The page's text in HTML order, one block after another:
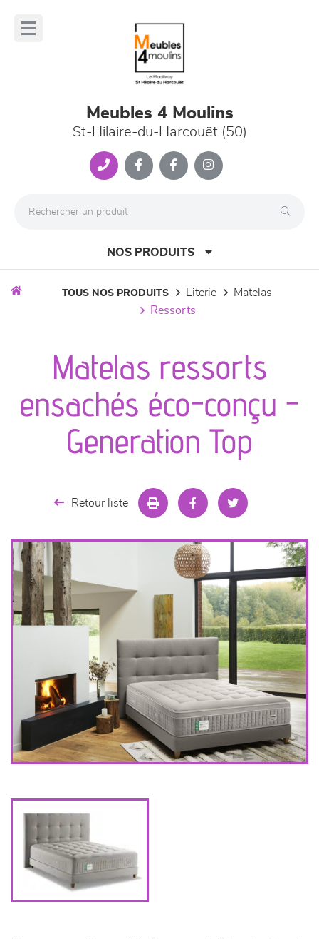
Meubles 4 Moulins
St-Hilaire-du-Harcouët (50)
NOS PRODUITS
séjours
meubles de complément
chambres et dressing
TOUS NOS PRODUITS literie
matelas
ressorts
Matelas ressorts
ensachés éco-conçu -
Generation Top
Retour liste